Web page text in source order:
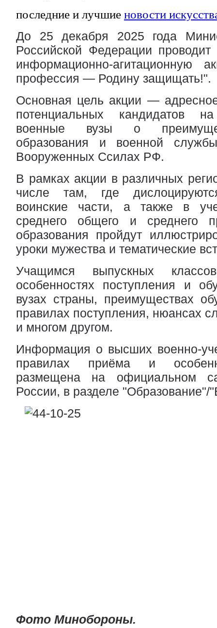
последние и лучшие новости
До 25 декабря 2025 года
Российской Федерации
информационно-агитационную
профессия — Родину защищать!".
Основная цель акции —
потенциальных кандидатов
военные вузы о
образования и военной
Вооруженных Ссилах РФ.
В рамках акции в различных
числе там, где
воинские части, а также в
среднего общего и среднего
образования пройдут
уроки мужества и тематические
Учащимся выпускных
особенностях поступления и
вузах страны, преимуществах
правилах поступления, нюансах
и многом другом.
Информация о высших военно-
правилах приёма и
размещена на официальном
России, в разделе
Фото Минобороны.